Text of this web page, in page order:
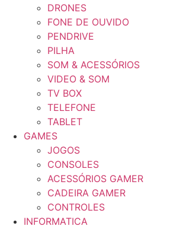
DRONES
FONE DE OUVIDO
PENDRIVE
PILHA
SOM & ACESSÓRIOS
VIDEO & SOM
TV BOX
TELEFONE
TABLET
GAMES
JOGOS
CONSOLES
ACESSÓRIOS GAMER
CADEIRA GAMER
CONTROLES
INFORMATICA